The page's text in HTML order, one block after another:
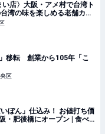
い店〉大阪・アメ村で台湾ト
湾の味を楽しめる老舗カフ
移転 創業から105年「こ
区
ぼん」仕込み！ お値打ち価
・肥後橋にオープン | 食べ